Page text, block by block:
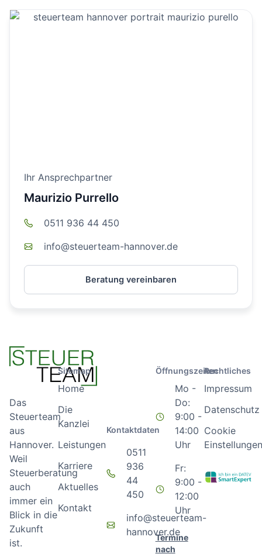
Ihr Ansprechpartner
Maurizio Purrello
0511 936 44 450
info@steuerteam-hannover.de
Beratung vereinbaren
Das
Steuerteam
aus
Hannover.
Weil
Steuerberatung
auch
immer ein
Blick in die
Zukunft
ist.
Sitemap
Home
Die
Kanzlei
Leistungen
Karriere
Aktuelles
Kontakt
Kontaktdaten
0511
936
44
450
info@steuerteam-
hannover.de
Öffnungszeiten
Mo -
Do:
9:00 -
14:00
Uhr
Fr:
9:00 -
12:00
Uhr
Termine
nach
Rechtliches
Impressum
Datenschutz
Cookie
Einstellungen